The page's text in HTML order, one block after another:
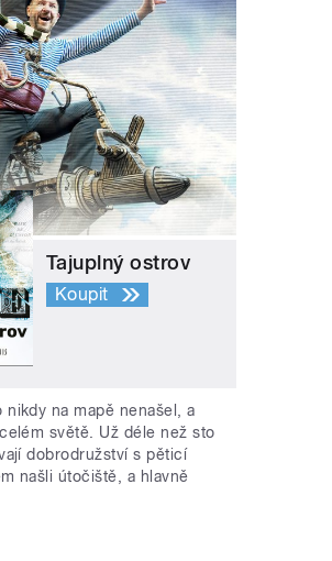
Tajuplný ostrov
Koupit
na mapě nenašel, a
světě. Už déle než sto
dobrodružství s pěticí
našli útočiště, a hlavně